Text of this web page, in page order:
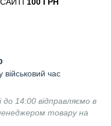
час
14:00 відправляємо в
товару на